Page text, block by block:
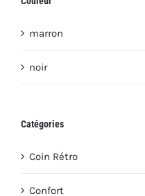
marron
noir
Catégories
Coin Rétro
Confort